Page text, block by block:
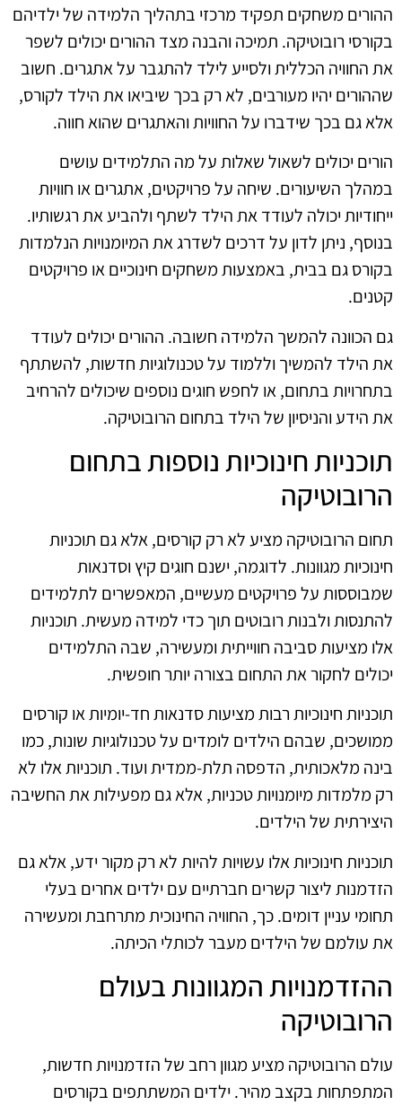
ההורים משחקים תפקיד מרכזי בתהליך הלמידה של ילדיהם
בקורסי רובוטיקה. תמיכה והבנה מצד ההורים יכולים לשפר
את החוויה הכללית ולסייע לילד להתגבר על אתגרים. חשוב
שההורים יהיו מעורבים, לא רק בכך שיביאו את הילד לקורס,
אלא גם בכך שידברו על החוויות והאתגרים שהוא חווה.
הורים יכולים לשאול שאלות על מה התלמידים עושים
במהלך השיעורים. שיחה על פרויקטים, אתגרים או חוויות
ייחודיות יכולה לעודד את הילד לשתף ולהביע את רגשותיו.
בנוסף, ניתן לדון על דרכים לשדרג את המיומנויות הנלמדות
בקורס גם בבית, באמצעות משחקים חינוכיים או פרויקטים
קטנים.
גם הכוונה להמשך הלמידה חשובה. ההורים יכולים לעודד
את הילד להמשיך וללמוד על טכנולוגיות חדשות, להשתתף
בתחרויות בתחום, או לחפש חוגים נוספים שיכולים להרחיב
את הידע והניסיון של הילד בתחום הרובוטיקה.
תוכניות חינוכיות נוספות בתחום
הרובוטיקה
תחום הרובוטיקה מציע לא רק קורסים, אלא גם תוכניות
חינוכיות מגוונות. לדוגמה, ישנם חוגים קיץ וסדנאות
שמבוססות על פרויקטים מעשיים, המאפשרים לתלמידים
להתנסות ולבנות רובוטים תוך כדי למידה מעשית. תוכניות
אלו מציעות סביבה חווייתית ומעשירה, שבה התלמידים
יכולים לחקור את התחום בצורה יותר חופשית.
תוכניות חינוכיות רבות מציעות סדנאות חד-יומיות או קורסים
ממושכים, שבהם הילדים לומדים על טכנולוגיות שונות, כמו
בינה מלאכותית, הדפסה תלת-ממדית ועוד. תוכניות אלו לא
רק מלמדות מיומנויות טכניות, אלא גם מפעילות את החשיבה
היצירתית של הילדים.
תוכניות חינוכיות אלו עשויות להיות לא רק מקור ידע, אלא גם
הזדמנות ליצור קשרים חברתיים עם ילדים אחרים בעלי
תחומי עניין דומים. כך, החוויה החינוכית מתרחבת ומעשירה
את עולמם של הילדים מעבר לכותלי הכיתה.
ההזדמנויות המגוונות בעולם
הרובוטיקה
עולם הרובוטיקה מציע מגוון רחב של הזדמנויות חדשות,
המתפתחות בקצב מהיר. ילדים המשתתפים בקורסים